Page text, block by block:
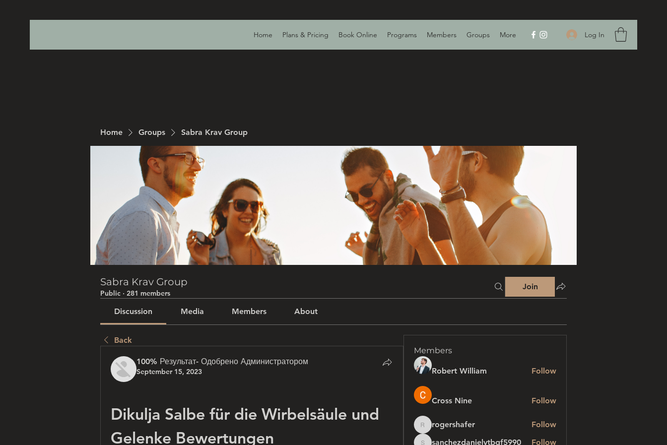
Home Plans & Pricing Book Online Programs Members Groups More Log In
Home Groups Sabra Krav Group
Sabra Krav Group
Public · 281 members
Join
Discussion Media Members About
Back
100% Результат- Одобрено Администратором
September 15, 2023
Dikulja Salbe für die Wirbelsäule und
Gelenke Bewertungen
Members
Robert William Follow
Cross Nine Follow
rogershafer
rogershafer Follow
sanchezdanielvtbgf5990
Follow